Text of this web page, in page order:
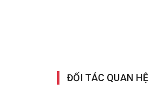
ĐỐI TÁC QUAN HỆ